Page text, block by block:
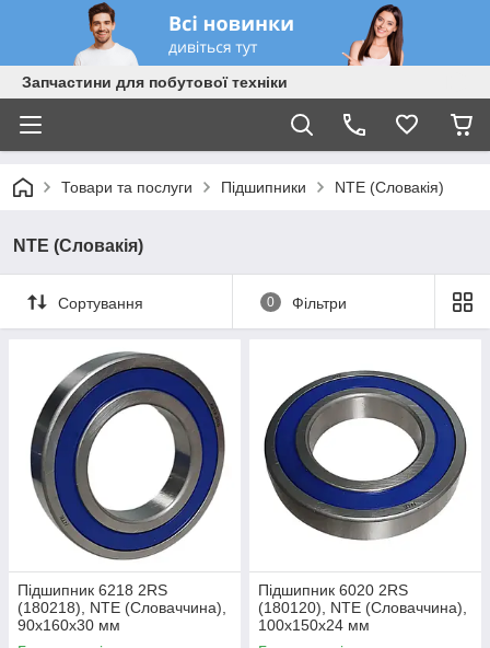
Запчастини для побутової техніки
Товари та послуги Підшипники NTE (Словакія)
NTE (Словакія)
Сортування 0 Фільтри
Підшипник 6218 2RS
(180218), NTE (Словаччина),
90х160х30 мм
Підшипник 6020 2RS
(180120), NTE (Словаччина),
100х150х24 мм